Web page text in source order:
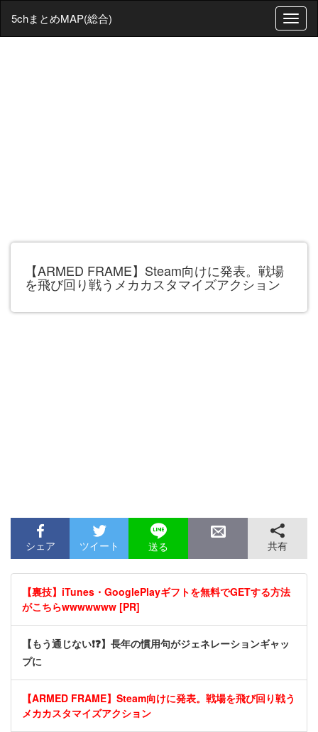
T
o
5chまとめMAP(総合)
【ARMED FRAME】Steam向けに発表。戦場
を飛び回り戦うメカカスタマイズアクション
シェア ツイート 送る 共有
【裏技】iTunes・GooglePlayギフトを無料でGETする方法
がこちらwwwwwww [PR]
【もう通じない❗❓】長年の慣用句がジェネレーションギャッ
プに
【ARMED FRAME】Steam向けに発表。戦場を飛び回り戦う
メカカスタマイズアクション